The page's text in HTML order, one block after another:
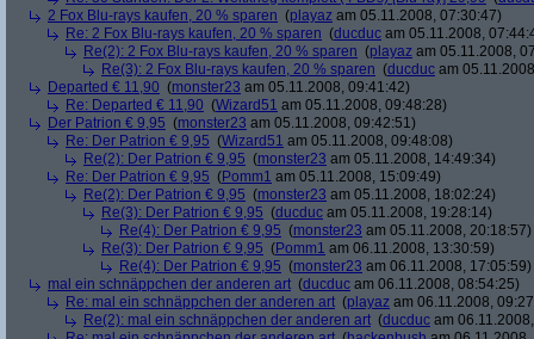
2 Fox Blu-rays kaufen, 20 % sparen (playaz am 05.11.2008, 07:30:47)
Re: 2 Fox Blu-rays kaufen, 20 % sparen (ducduc am 05.11.2008,
Re(2): 2 Fox Blu-rays kaufen, 20 % sparen (playaz am 05.11.2008,
Re(3): 2 Fox Blu-rays kaufen, 20 % sparen (ducduc am
Departed € 11,90 (monster23 am 05.11.2008, 09:41:42)
Re: Departed € 11,90 (Wizard51 am 05.11.2008, 09:48:28)
Der Patrion € 9,95 (monster23 am 05.11.2008, 09:42:51)
Re: Der Patrion € 9,95 (Wizard51 am 05.11.2008, 09:48:08)
Re(2): Der Patrion € 9,95 (monster23 am 05.11.2008, 14:49:34)
Re: Der Patrion € 9,95 (Pomm1 am 05.11.2008, 15:09:49)
Re(2): Der Patrion € 9,95 (monster23 am 05.11.2008, 18:02:24)
Re(3): Der Patrion € 9,95 (ducduc am 05.11.2008, 19:28:14)
Re(4): Der Patrion € 9,95 (monster23 am 05.11.2008, 20:18:57)
Re(3): Der Patrion € 9,95 (Pomm1 am 06.11.2008, 13:30:59)
Re(4): Der Patrion € 9,95 (monster23 am 06.11.2008, 17:05:59)
mal ein schnäppchen der anderen art (ducduc am 06.11.2008, 08:54:25)
Re: mal ein schnäppchen der anderen art (playaz am 06.11.2008,
Re(2): mal ein schnäppchen der anderen art (ducduc am